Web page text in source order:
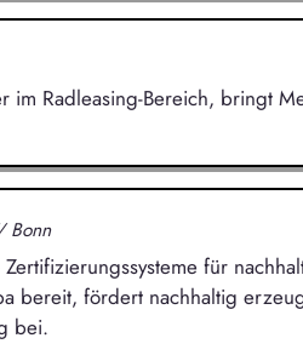
im Radleasing-Bereich, bringt
Bonn
für
bereit, fördert nachhaltig
bei.